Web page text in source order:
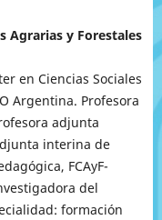
Agrarias y Forestales
en Ciencias Sociales
Argentina. Profesora
adjunta
interina de
FCAyF-
del
formación